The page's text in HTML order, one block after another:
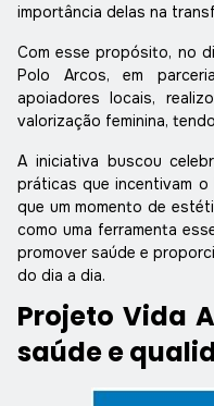
importância delas na
Com esse propósito, no
Polo Arcos, em
apoiadores locais,
valorização feminina,
A iniciativa buscou
práticas que incentivam
que um momento de
como uma ferramenta
promover saúde e
do dia a dia.
Projeto Vida
saúde e